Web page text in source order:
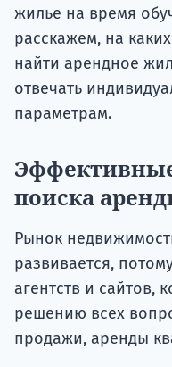
жилье на время
расскажем, на
найти арендное
отвечать
параметрам.
поиска
Рынок
развивается,
агентств и сайтов,
решению всех
продажи, аренды